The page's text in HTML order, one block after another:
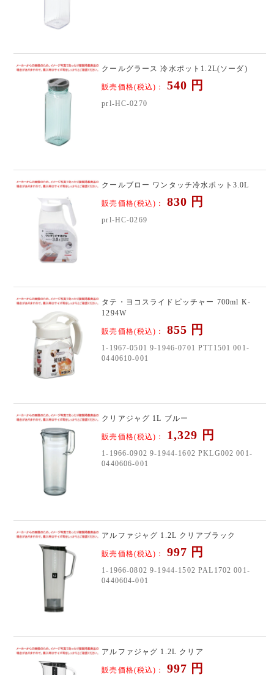
クールグラース 冷水ポット1.2L(ソーダ)
販売価格(税込)： 540 円
prl-HC-0270
クールブロー ワンタッチ冷水ポット3.0L
販売価格(税込)： 830 円
prl-HC-0269
タテ・ヨコスライドピッチャー 700ml K-
1294W
販売価格(税込)： 855 円
1-1967-0501 9-1946-0701 PTT1501 001-
0440610-001
クリアジャグ 1L ブルー
販売価格(税込)： 1,329 円
1-1966-0902 9-1944-1602 PKLG002 001-
0440606-001
アルファジャグ 1.2L クリアブラック
販売価格(税込)： 997 円
1-1966-0802 9-1944-1502 PAL1702 001-
0440604-001
アルファジャグ 1.2L クリア
販売価格(税込)： 997 円